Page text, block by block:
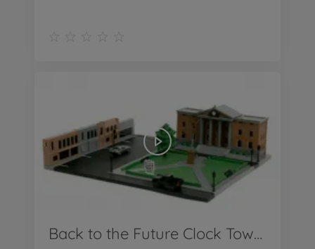
Back to the Future Clock Tower NanoScene